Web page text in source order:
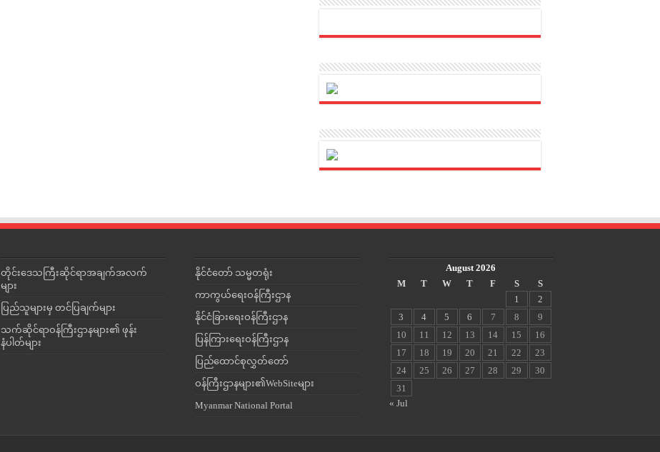
တိုင်းဒေသကြီးဆိုင်ရာအချက်အလက်
များ
ပြည်သူများမှ တင်ပြချက်များ
သက်ဆိုင်ရာဝန်ကြီးဌာနများ၏ ဖုန်း
နံပါတ်များ
နိုင်ငံတော် သမ္မတရုံး
ကာကွယ်ရေးဝန်ကြီးဌာန
နိုင်ငံခြားရေးဝန်ကြီးဌာန
ပြန်ကြားရေးဝန်ကြီးဌာန
ပြည်ထောင်စုလွှတ်တော်
ဝန်ကြီးဌာနများ၏WebSiteများ
Myanmar National Portal
August 2026
M
T W T F S
S
1
2
3
4 5 6 7 8
9
10
11 12 13 14 15
16
17
18 19 20 21 22
23
24
25 26 27 28 29
30
31
« Jul